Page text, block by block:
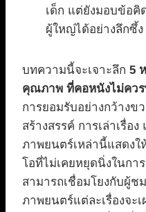
เด็ก แต่ยังมอบข้อคิ
ผู้ใหญ่ได้อย่างลึกซึ้ง
บทความนี้จะเจาะลึก 5
คุณภาพ ที่คอหนังไม่คว
การยอมรับอย่างกว้างข
สร้างสรรค์ การเล่าเรื่อ
ภาพยนตร์เหล่านี้แสดง
โอที่ไม่เคยหยุดนิ่งในกา
สามารถเชื่อมโยงกับผู้ช
ภาพยนตร์แต่ละเรื่องจะ